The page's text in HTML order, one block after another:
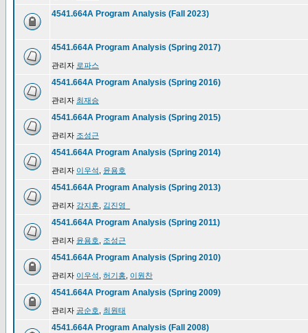
4541.664A Program Analysis (Fall 2023)
4541.664A Program Analysis (Spring 2017)
관리자 로파스
4541.664A Program Analysis (Spring 2016)
관리자 최재승
4541.664A Program Analysis (Spring 2015)
관리자 조성근
4541.664A Program Analysis (Spring 2014)
관리자 이우석 윤용호
4541.664A Program Analysis (Spring 2013)
관리자 강지훈 김진영_
4541.664A Program Analysis (Spring 2011)
관리자 윤용호 조성근
4541.664A Program Analysis (Spring 2010)
관리자 이우석 허기홍 이원찬
4541.664A Program Analysis (Spring 2009)
관리자 공순호 최원태
4541.664A Program Analysis (Fall 2008)